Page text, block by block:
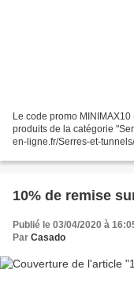
Le code promo
produits de la catégorie
en-ligne.fr/Serres-et-
10% de remise
Publié le 03/04/2020 à
Par Casado